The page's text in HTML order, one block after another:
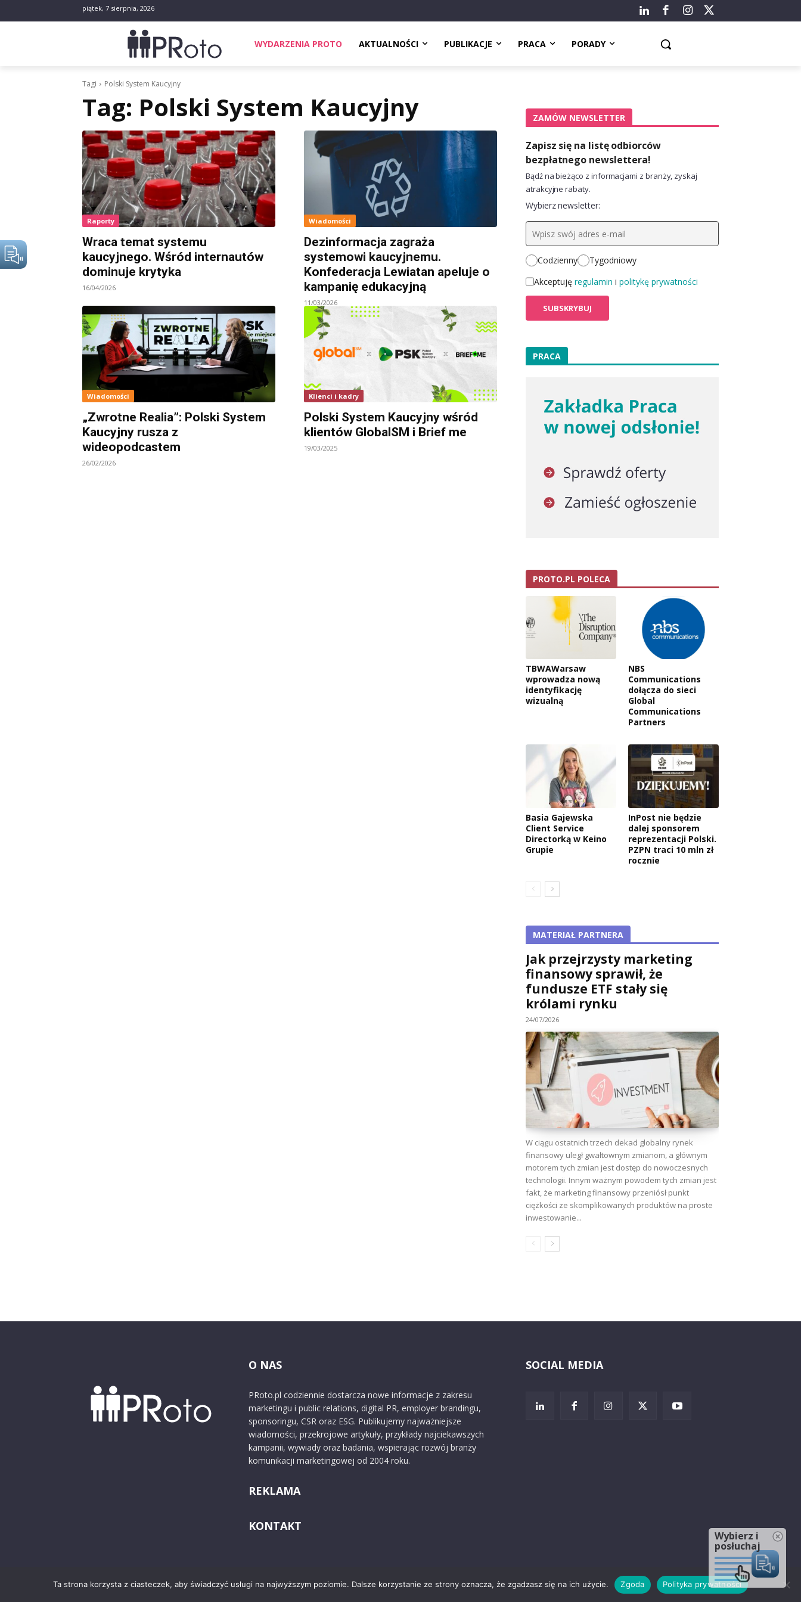
piątek, 7 sierpnia, 2026
WYDARZENIA PROTO AKTUALNOŚCI PUBLIKACJE PRACA PORADY
Tagi Polski System Kaucyjny
Tag: Polski System Kaucyjny
Raporty
Wraca temat systemu
kaucyjnego. Wśród internautów
dominuje krytyka
16/04/2026
Wiadomości
Dezinformacja zagraża
systemowi kaucyjnemu.
Konfederacja Lewiatan apeluje o
kampanię edukacyjną
11/03/2026
Wiadomości
„Zwrotne Realia”: Polski System
Kaucyjny rusza z
wideopodcastem
26/02/2026
Klienci i kadry
Polski System Kaucyjny wśród
klientów GlobalSM i Brief me
19/03/2025
ZAMÓW NEWSLETTER
Zapisz się na listę odbiorców
bezpłatnego newslettera!
Bądź na bieżąco z informacjami z branży, zyskaj
atrakcyjne rabaty.
Wybierz newsletter:
Codzienny
Tygodniowy
Akceptuję regulamin i politykę prywatności
PRACA
PROTO.PL POLECA
TBWAWarsaw
wprowadza nową
identyfikację
wizualną
NBS
Communications
dołącza do sieci
Global
Communications
Partners
Basia Gajewska
Client Service
Directorką w Keino
Grupie
InPost nie będzie
dalej sponsorem
reprezentacji Polski.
PZPN traci 10 mln zł
rocznie
MATERIAŁ PARTNERA
Jak przejrzysty marketing
finansowy sprawił, że
fundusze ETF stały się
królami rynku
24/07/2026
W ciągu ostatnich trzech dekad globalny rynek
finansowy uległ gwałtownym zmianom, a głównym
motorem tych zmian jest dostęp do nowoczesnych
technologii. Innym ważnym powodem tych zmian jest
fakt, że marketing finansowy przeniósł punkt
ciężkości ze skomplikowanych produktów na proste
inwestowanie...
O NAS
PRoto.pl codziennie dostarcza nowe informacje z zakresu
marketingu i public relations, digital PR, employer brandingu,
sponsoringu, CSR oraz ESG. Publikujemy najważniejsze
wiadomości, przekrojowe artykuły, przykłady najciekawszych
kampanii, wywiady oraz badania, wspierając rozwój branży
komunikacji marketingowej od 2004 roku.
REKLAMA
KONTAKT
SOCIAL MEDIA
© 2024 PRoto.pl O nas Reklama Zastrzeżenia prawne
Ta strona korzysta z ciasteczek, aby świadczyć usługi na najwyższym poziomie. Dalsze korzystanie ze strony oznacza, że zgadzasz się na ich użycie. Zgoda Polityka prywatności
Wybierz i
posłuchaj